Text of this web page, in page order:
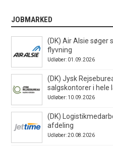
JOBMARKED
(DK) Air Alsie søger
flyvning
Udløber: 01.09.2026
(DK) Jysk
salgskontorer i hele
Udløber: 10.09.2026
(DK)
afdeling
Udløber: 20.08.2026